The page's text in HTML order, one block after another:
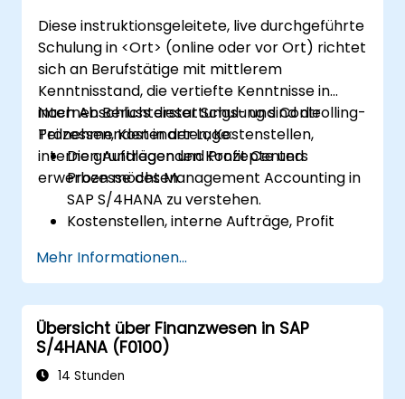
überwachen, inklusive
Qualitätsmanagement und
Werkstattfertigungskontrolle.
Produktionsdaten zu analysieren und
mithilfe von SAP S/4HANA-Tools Berichte
zur Entscheidungsfindung zu erstellen.
Diese instruktionsgeleitete, live durchgeführte
Schulung in <Ort> (online oder vor Ort) richtet
sich an Berufstätige mit mittlerem
Kenntnisstand, die vertiefte Kenntnisse in
internen Berichterstattungs- und Controlling-
Prozessen, Kostenarten, Kostenstellen,
internen Aufträgen und Profit Centers
erwerben möchten.
Nach Abschluss dieser Schulung sind die
Teilnehmenden in der Lage:
Die grundlegenden Konzepte und
Prozesse des Management Accounting in
SAP S/4HANA zu verstehen.
Kostenstellen, interne Aufträge, Profit
konfigurieren und anzuwenden.
SAP Fiori-Apps für die Finanz- und
Management-Accounting-
Berichterstellung sicher zu nutzen.
Mehr Informationen...
Übersicht über Finanzwesen in SAP
S/4HANA (F0100)
14 Stunden